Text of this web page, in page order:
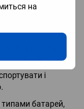
на
самостійно
роботу
і
батарей,